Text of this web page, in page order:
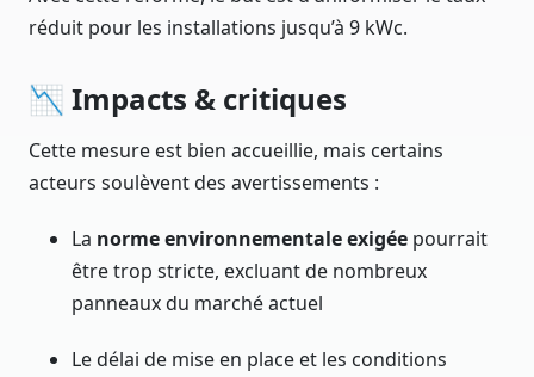
réduit pour les installations jusqu’à 9 kWc.
📉 Impacts & critiques
Cette mesure est bien accueillie, mais certains
acteurs soulèvent des avertissements :
La norme environnementale exigée pourrait
être trop stricte, excluant de nombreux
panneaux du marché actuel
Le délai de mise en place et les conditions